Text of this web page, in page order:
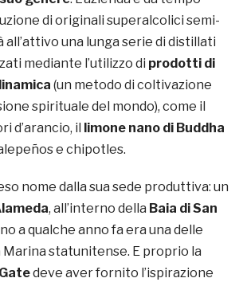
di originali superalcolici semi-
all’attivo una lunga serie di distillati
mediante l’utilizzo di prodotti di
(un metodo di coltivazione
spirituale del mondo), come il
d’arancio, il limone nano di Buddha
e chipotles.
nome dalla sua sede produttiva: un
, all’interno della Baia di San
a qualche anno fa era una delle
Marina statunitense. E proprio la
deve aver fornito l’ispirazione